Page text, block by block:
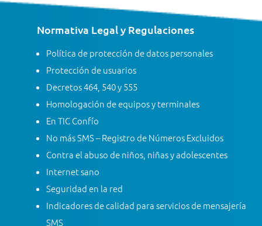
Normativa Legal y Regulaciones
Política de protección de datos personales
Protección de usuarios
Decretos 464, 540 y 555
Homologación de equipos y terminales
En TIC Confío
No más SMS – Registro de Números Excluidos
Contra el abuso de niños, niñas y adolescentes
Internet sano
Seguridad en la red
Indicadores de calidad para servicios de mensajería
SMS